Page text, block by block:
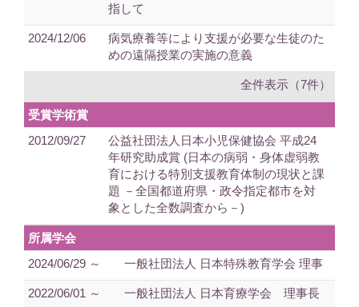
指して
2024/12/06
病気療養等により支援が必要な生徒のた
めの遠隔授業の実施の意義
全件表示（7件）
受賞学術賞
2012/09/27
公益社団法人日本小児保健協会 平成24
年研究助成賞 (日本の病弱・身体虚弱教
育における特別支援教育体制の現状と課
題 －全国都道府県・政令指定都市を対
象とした全数調査から－)
所属学会
2024/06/29 ～
一般社団法人 日本特殊教育学会 理事
2022/06/01 ～ 一般社団法人 日本育療学会 理事長